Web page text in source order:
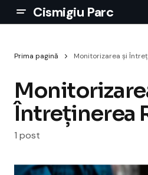
Cismigiu Parc
Prima pagină Monitorizarea și
Întreținerea
1 post